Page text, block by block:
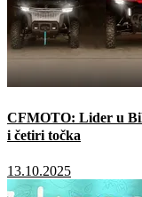
CFMOTO: Lider u
i četiri točka
13.10.2025